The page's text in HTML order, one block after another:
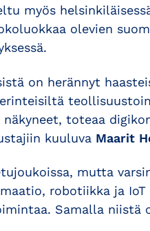
myös
olevien
on herännyt
toteaa
kuuluva Maarit
mutta
robotiikka ja IoT
Samalla